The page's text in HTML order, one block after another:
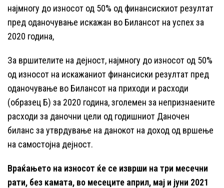
најмногу до износот од 50% од финансискиот резултат
пред оданочување искажан во Билансот на успех за
2020 година,
За вршителите на дејност, најмногу до износот од 50%
од износот на искажаниот финансиски резултат пред
оданочување во Билансот на приходи и расходи
(образец Б) за 2020 година, зголемен за непризнаените
расходи за даночни цели од годишниот Даночен
биланс за утврдување на данокот на доход од вршење
на самостојна дејност.
Враќањето на износот ќе се изврши на три месечни
рати, без камата, во месеците април, мај и јуни 2021